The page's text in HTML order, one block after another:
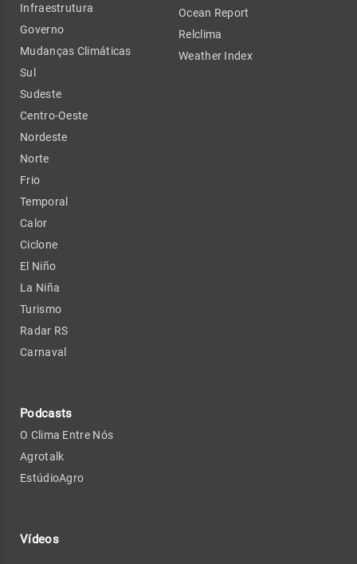
Infraestrutura
Governo
Mudanças Climáticas
Sul
Sudeste
Centro-Oeste
Nordeste
Norte
Frio
Temporal
Calor
Ciclone
El Niño
La Niña
Turismo
Radar RS
Carnaval
Podcasts
O Clima Entre Nós
Agrotalk
EstúdioAgro
Vídeos
Ocean Report
Relclima
Weather Index